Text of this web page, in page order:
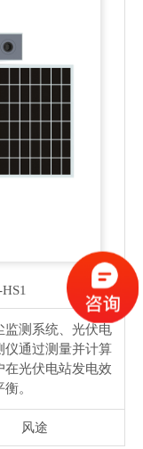
监测系统、光伏电
仪通过测量并计算
在光伏电站发电效
。
风途